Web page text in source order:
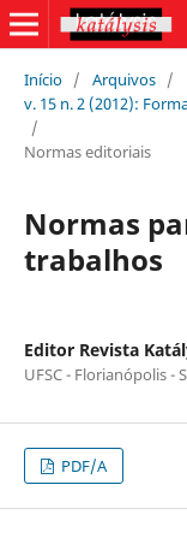
Início / Arquivos /
v. 15 n. 2 (2012):
/
Normas editoriais
Normas
trabalhos
Editor Revista
UFSC - Florianópolis -
PDF/A